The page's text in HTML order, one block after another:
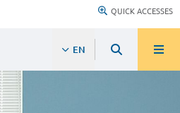
QUICK ACCESSES
EN